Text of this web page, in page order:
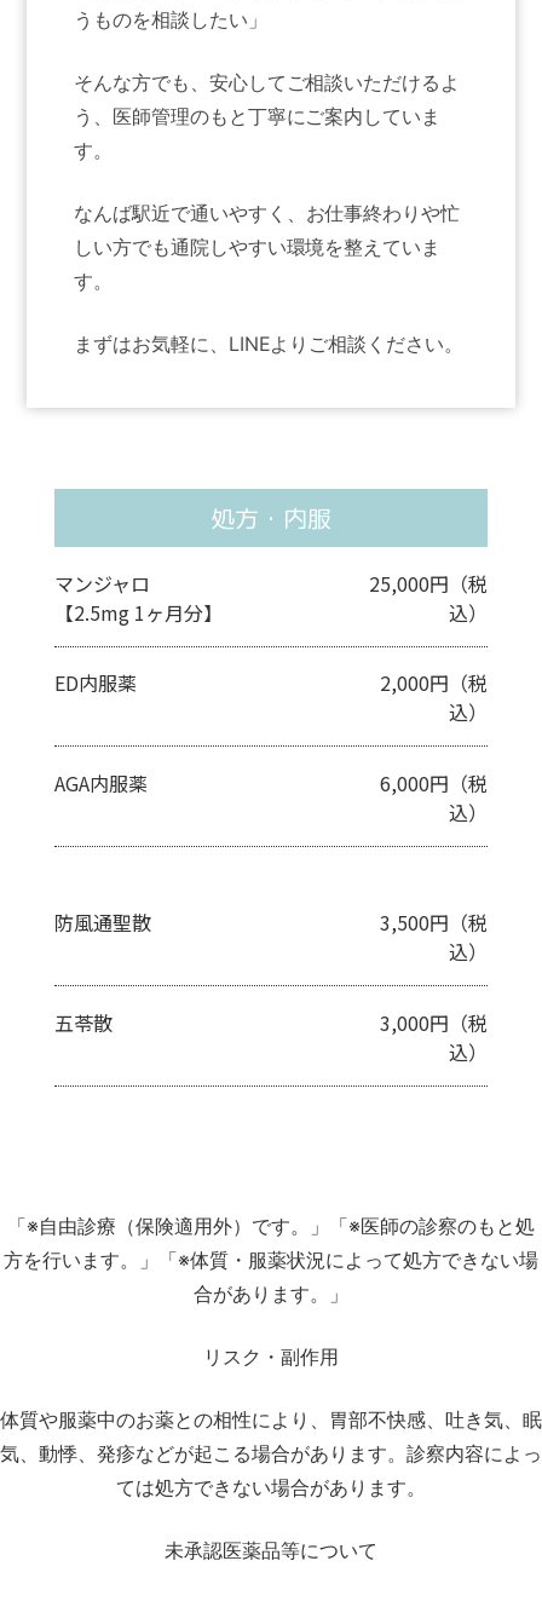
うものを相談したい」
そんな方でも、安心してご相談いただけるよ
う、 医師管理のもと丁寧にご案内していま
す。
なんば駅近で通いやすく、 お仕事終わりや忙
しい方でも通院しやすい環境を整えていま
す。
まずはお気軽に、LINEよりご相談ください。
処方・内服
マンジャロ
【2.5mg 1ヶ月分】
25,000円（税
込）
ED内服薬
2,000円（税
込）
AGA内服薬
6,000円（税
込）
防風通聖散
3,500円（税
込）
五苓散
3,000円（税
込）
「※自由診療（保険適用外）です。」
「※医師の診察のもと処
方を行います。」
「※体質・服薬状況によって処方できない場
合があります。」
リスク・副作用
体質や服薬中のお薬との相性により、
胃部不快感、吐き気、眠
気、動悸、発疹などが起こる場合があります。 診察内容によっ
ては処方できない場合があります。
未承認医薬品等について